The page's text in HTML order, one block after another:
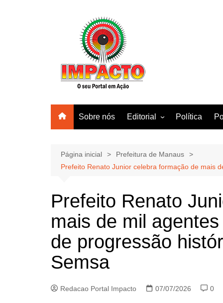
Sobre nós Editorial
Manaus
Brasil
Política
Página inicial
Prefeitura de Manaus
Prefeito Renato Junior celebra formação de mais
Prefeito Renato
mais de mil
de progressão
Semsa
Redacao Portal Impacto 07/07/2026 0